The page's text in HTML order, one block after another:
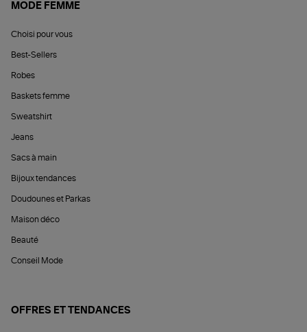
MODE FEMME
Choisi pour vous
Best-Sellers
Robes
Baskets femme
Sweatshirt
Jeans
Sacs à main
Bijoux tendances
Doudounes et Parkas
Maison déco
Beauté
Conseil Mode
OFFRES ET TENDANCES